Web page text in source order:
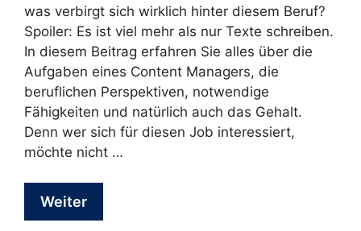
was verbirgt sich wirklich hinter diesem Beruf?
Spoiler: Es ist viel mehr als nur Texte schreiben.
In diesem Beitrag erfahren Sie alles über die
Aufgaben eines Content Managers, die
beruflichen Perspektiven, notwendige
Fähigkeiten und natürlich auch das Gehalt.
Denn wer sich für diesen Job interessiert,
möchte nicht …
Weiter